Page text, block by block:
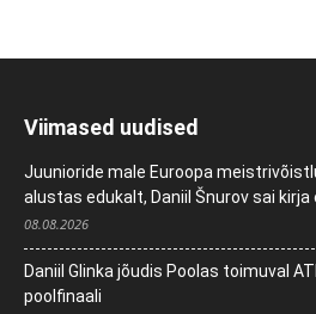
Viimased uudised
Juunioride male Euroopa
alustas edukalt, Daniil Šnurov sai kirja
08.08.2026
Daniil Glinka jõudis Poolas toimuval
poolfinaali